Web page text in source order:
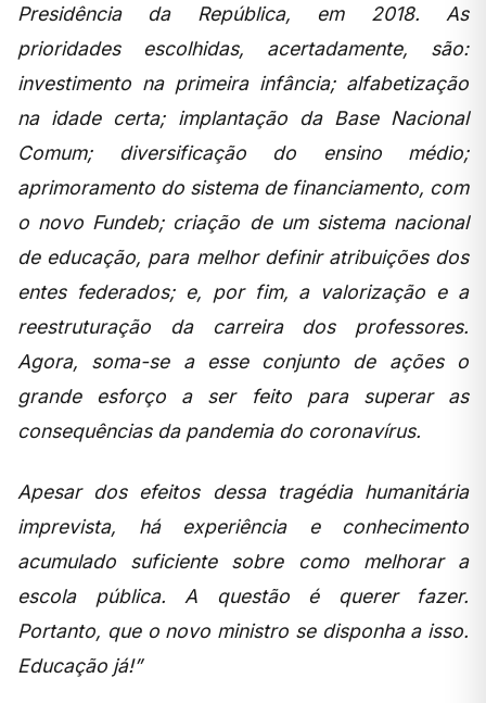
Presidência da República, em 2018. As
prioridades escolhidas, acertadamente, são:
investimento na primeira infância; alfabetização
na idade certa; implantação da Base Nacional
Comum; diversificação do ensino médio;
aprimoramento do sistema de financiamento, com
o novo Fundeb; criação de um sistema nacional
de educação, para melhor definir atribuições dos
entes federados; e, por fim, a valorização e a
reestruturação da carreira dos professores.
Agora, soma-se a esse conjunto de ações o
grande esforço a ser feito para superar as
consequências da pandemia do coronavírus.
Apesar dos efeitos dessa tragédia humanitária
imprevista, há experiência e conhecimento
acumulado suficiente sobre como melhorar a
escola pública. A questão é querer fazer.
Portanto, que o novo ministro se disponha a isso.
Educação já!”